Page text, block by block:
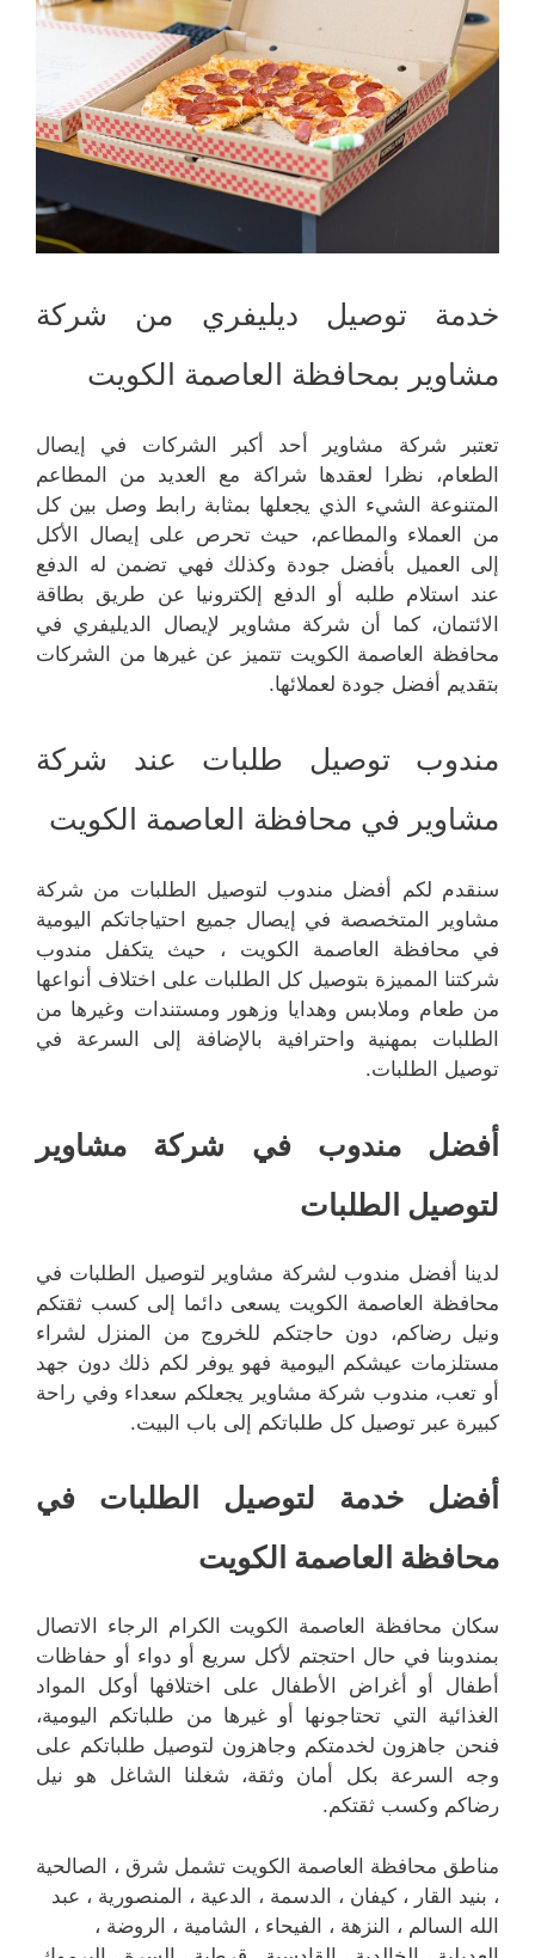
خدمة توصيل ديليفري من شركة
مشاوير بمحافظة العاصمة الكويت
تعتبر شركة مشاوير أحد أكبر الشركات في إيصال
الطعام، نظرا لعقدها شراكة مع العديد من المطاعم
المتنوعة الشيء الذي يجعلها بمثابة رابط وصل بين كل
من العملاء والمطاعم، حيث تحرص على إيصال الأكل
إلى العميل بأفضل جودة وكذلك فهي تضمن له الدفع
عند استلام طلبه أو الدفع إلكترونيا عن طريق بطاقة
الائتمان، كما أن شركة مشاوير لإيصال الديليفري في
محافظة العاصمة الكويت تتميز عن غيرها من الشركات
بتقديم أفضل جودة لعملائها.
مندوب توصيل طلبات عند شركة
مشاوير في محافظة العاصمة الكويت
سنقدم لكم أفضل مندوب لتوصيل الطلبات من شركة
مشاوير المتخصصة في إيصال جميع احتياجاتكم اليومية
في محافظة العاصمة الكويت ، حيث يتكفل مندوب
شركتنا المميزة بتوصيل كل الطلبات على اختلاف أنواعها
من طعام وملابس وهدايا وزهور ومستندات وغيرها من
الطلبات بمهنية واحترافية بالإضافة إلى السرعة في
توصيل الطلبات.
أفضل مندوب في شركة مشاوير
لتوصيل الطلبات
لدينا أفضل مندوب لشركة مشاوير لتوصيل الطلبات في
محافظة العاصمة الكويت يسعى دائما إلى كسب ثقتكم
ونيل رضاكم، دون حاجتكم للخروج من المنزل لشراء
مستلزمات عيشكم اليومية فهو يوفر لكم ذلك دون جهد
أو تعب، مندوب شركة مشاوير يجعلكم سعداء وفي راحة
كبيرة عبر توصيل كل طلباتكم إلى باب البيت.
أفضل خدمة لتوصيل الطلبات في
محافظة العاصمة الكويت
سكان محافظة العاصمة الكويت الكرام الرجاء الاتصال
بمندوبنا في حال احتجتم لأكل سريع أو دواء أو حفاظات
أطفال أو أغراض الأطفال على اختلافها أوكل المواد
الغذائية التي تحتاجونها أو غيرها من طلباتكم اليومية،
فنحن جاهزون لخدمتكم وجاهزون لتوصيل طلباتكم على
وجه السرعة بكل أمان وثقة، شغلنا الشاغل هو نيل
رضاكم وكسب ثقتكم.
مناطق محافظة العاصمة الكويت تشمل شرق ، الصالحية
، بنيد القار ، كيفان ، الدسمة ، الدعية ، المنصورية ، عبد
الله السالم ، النزهة ، الفيحاء ، الشامية ، الروضة ،